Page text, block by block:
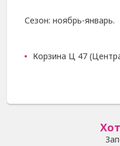
Сезон: ноябрь-январь.
Корзина Ц 47